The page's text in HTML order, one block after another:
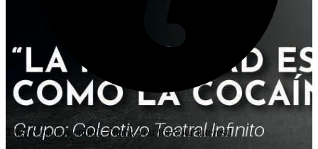
This event has ended. Thank you for your interest!